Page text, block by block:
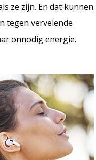
ze zijn. En dat kunnen
tegen vervelende
onnodig energie.